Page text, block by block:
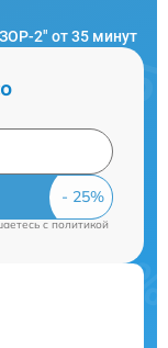
2" от 35 минут
cполитикой